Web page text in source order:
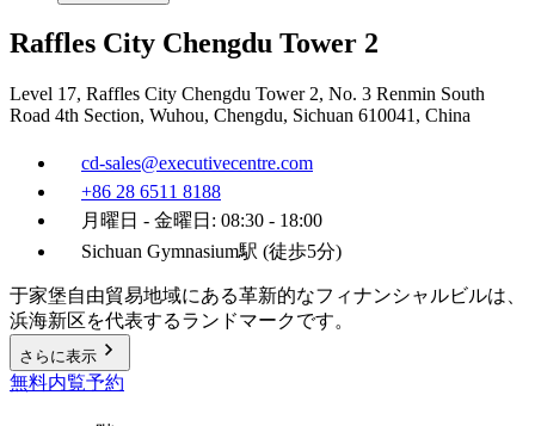
Raffles City Chengdu Tower 2
Level 17, Raffles City Chengdu Tower 2, No. 3 Renmin South
Road 4th Section, Wuhou, Chengdu, Sichuan 610041, China
cd-sales@executivecentre.com
+86 28 6511 8188
月曜日 - 金曜日: 08:30 - 18:00
Sichuan Gymnasium駅 (徒歩5分)
于家堡自由貿易地域にある革新的なフィナンシャルビルは、
浜海新区を代表するランドマークです。
さらに表示
無料内覧予約